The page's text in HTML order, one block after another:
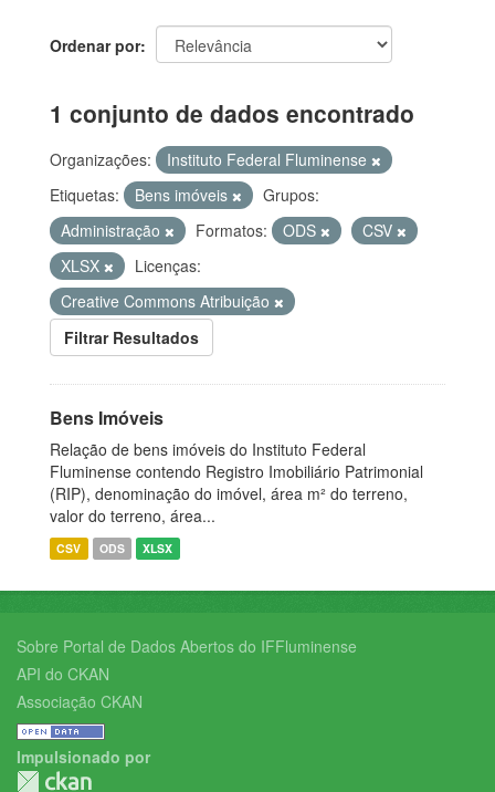
Ordenar por
1 conjunto de dados encontrado
Organizações:
Instituto Federal Fluminense
Etiquetas:
Bens imóveis
Grupos:
Administração
Formatos: ODS
CSV
XLSX
Licenças:
Creative Commons Atribuição
Filtrar Resultados
Bens Imóveis
Relação de bens imóveis do Instituto Federal
Fluminense contendo Registro Imobiliário Patrimonial
(RIP), denominação do imóvel, área m² do terreno,
valor do terreno, área...
CSV ODS XLSX
Sobre Portal de Dados Abertos do IFFluminense
API do CKAN
Associação CKAN
Impulsionado por